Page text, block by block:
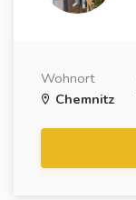
Wohnort
Chemnitz